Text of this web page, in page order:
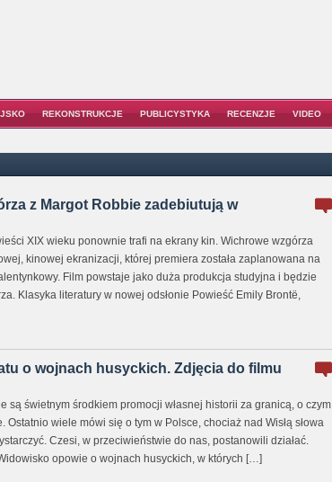
REKONSTRUKCJE PUBLICYSTYKA RECENZJE VIDEO
z Margot Robbie zadebiutują w
XIX wieku ponownie trafi na ekrany kin. Wichrowe wzgórza
kinowej ekranizacji, której premiera została zaplanowana na
Film powstaje jako duża produkcja studyjna i będzie
Klasyka literatury w nowej odsłonie Powieść Emily Brontë,
o wojnach husyckich. Zdjęcia do filmu
są świetnym środkiem promocji własnej historii za granicą, o czym
Ostatnio wiele mówi się o tym w Polsce, chociaż nad Wisłą słowa
Czesi, w przeciwieństwie do nas, postanowili działać.
opowie o wojnach husyckich, w których […]